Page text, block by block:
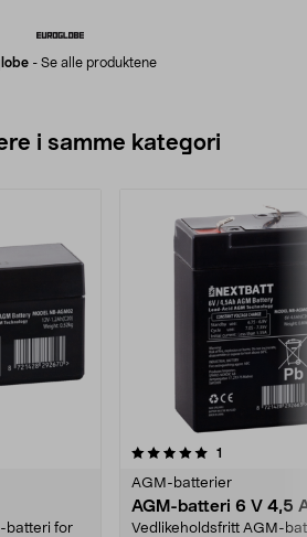
- Se alle produktene
i samme kategori
batteri for
1
AGM-batterier
AGM-batteri 6 V 4,5
Vedlikeholdsfritt AGM-
5.0 av 5 stjerner